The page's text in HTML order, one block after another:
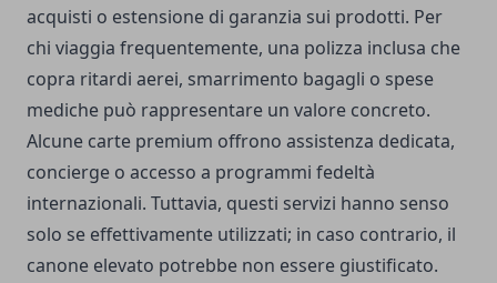
acquisti o estensione di garanzia sui prodotti. Per
chi viaggia frequentemente, una polizza inclusa che
copra ritardi aerei, smarrimento bagagli o spese
mediche può rappresentare un valore concreto.
Alcune carte premium offrono assistenza dedicata,
concierge o accesso a programmi fedeltà
internazionali. Tuttavia, questi servizi hanno senso
solo se effettivamente utilizzati; in caso contrario, il
canone elevato potrebbe non essere giustificato.